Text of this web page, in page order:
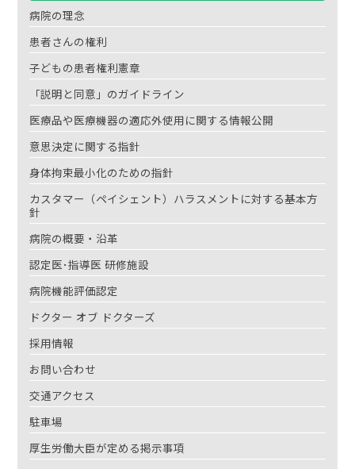
病院の理念
患者さんの権利
子どもの患者権利憲章
「説明と同意」のガイドライン
医療品や医療機器の適応外使用に関する情報公開
意思決定に関する指針
身体拘束最小化のための指針
カスタマー（ペイシェント）ハラスメントに対する基本方
針
病院の概要・沿革
認定医･指導医 研修施設
病院機能評価認定
ドクター オブ ドクターズ
採用情報
お問い合わせ
交通アクセス
駐車場
厚生労働大臣が定める掲示事項